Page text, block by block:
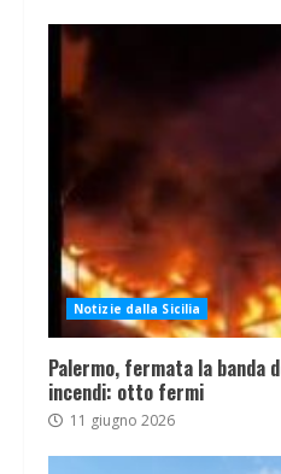
Notizie dalla Sicilia
Palermo, fermata la banda
incendi: otto fermi
11 giugno 2026